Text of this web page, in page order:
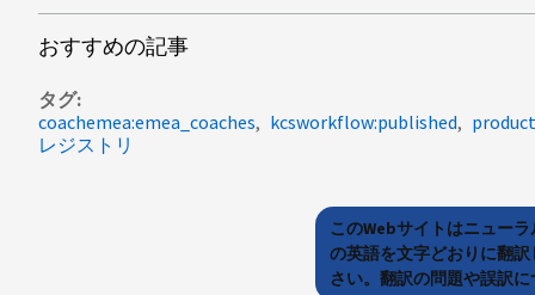
おすすめの記事
タグ
coachemea:emea_coaches
kcsworkflow:published
レジストリ
このWebサイトはニュー
の英語を文字どおりに翻
さい。翻訳の問題や誤訳